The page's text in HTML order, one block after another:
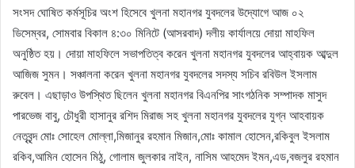
সংসদ ঘোষিত কর্মসূচির অংশ হিসেবে খুলনা মহানগর যুবদলের উদ্যোগে আজ ০২
ডিসেম্বর, সোমবার বিকাল ৪:৩০ মিনিটে (আসরবাদ) দলীয় কার্যালয়ে দোয়া মাহফিল
অনুষ্ঠিত হয়। দোয়া মাহফিলে সভাপতিত্ব করেন খুলনা মহানগর যুবদলের আহ্বায়ক আব্দুল
আজিজ সুমন। সঞ্চালনা করেন খুলনা মহানগর যুবদলের সদস্য সচিব রবিউল ইসলাম
রুবেল। এছাড়াও উপস্থিত ছিলেন খুলনা মহানগর বিএনপির সাংগঠনিক সম্পাদক মাসুদ
পারভেজ বাবু, চৌধুরী হাসানুর রশিদ মিরাজ সহ খুলনা মহানগর যুবদলের যুগ্ন আহবায়ক
নেতৃবৃন্দ মোঃ সোহেল মোল্লা,মিজানুর রহমান মিজান,মোঃ কামাল হোসেন,রকিবুল ইসলাম
রকিব,আমিন হোসেন মিঠু, গোলাম জুলকার নাইন, নাসিম আহমেদ ইমন,এড,বজলুর রহমান